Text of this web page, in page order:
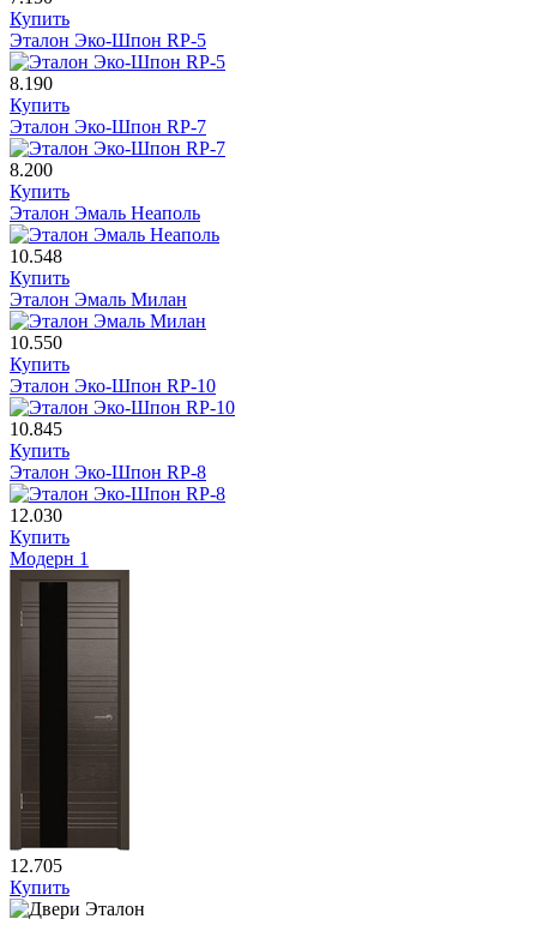
Купить
Эталон Эко-Шпон RP-5
8.190
Купить
Эталон Эко-Шпон RP-7
8.200
Купить
Эталон Эмаль Неаполь
10.548
Купить
Эталон Эмаль Милан
10.550
Купить
Эталон Эко-Шпон RP-10
10.845
Купить
Эталон Эко-Шпон RP-8
12.030
Купить
Модерн 1
12.705
Купить